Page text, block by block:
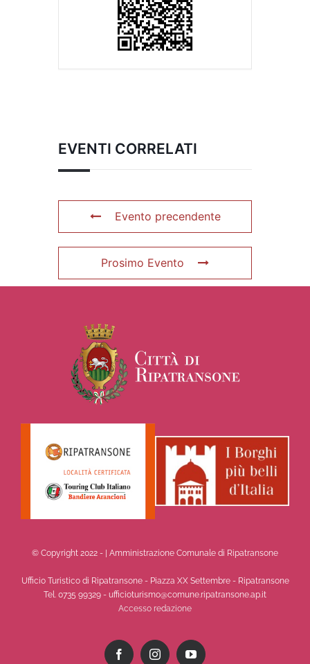
EVENTI CORRELATI
Evento precendente
Prosimo Evento
© Copyright 2022 - | Amministrazione Comunale di Ripatransone
Ufficio Turistico di Ripatransone - Piazza XX Settembre - Ripatransone
Tel. 0735 99329 - ufficioturismo@comune.ripatransone.ap.it
Accesso redazione
FacebookInstagramYouTube